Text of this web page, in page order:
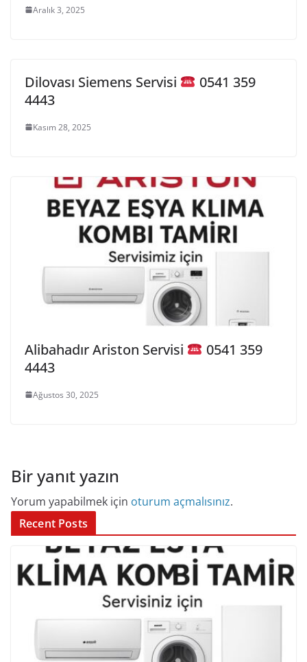
Aralık 3, 2025
Dilovası Siemens Servisi
0541 359
4443
Kasım 28, 2025
Alibahadır Ariston Servisi
0541 359
4443
Ağustos 30, 2025
Bir yanıt yazın
Yorum yapabilmek için oturum açmalısınız.
Recent Posts